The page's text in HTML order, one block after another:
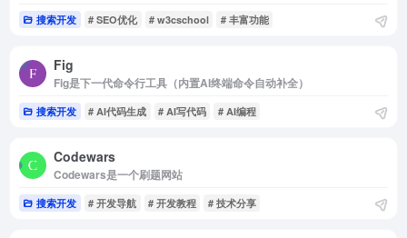
搜索开发 # SEO优化 # w3cschool # 丰富功能
Fig
Fig是下一代命令行工具（内置AI终端命令自动补全）
搜索开发 # AI代码生成 # AI写代码 # AI编程
Codewars
Codewars是一个刷题网站
搜索开发 # 开发导航 # 开发教程 # 技术分享